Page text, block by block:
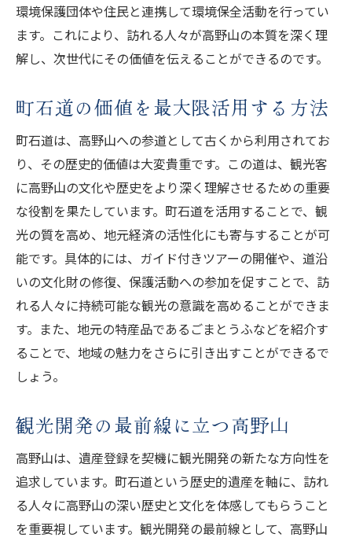
環境保護団体や住民と連携して環境保全活動を行ってい
ます。これにより、訪れる人々が高野山の本質を深く理
解し、次世代にその価値を伝えることができるのです。
町石道の価値を最大限活用する方法
町石道は、高野山への参道として古くから利用されてお
り、その歴史的価値は大変貴重です。この道は、観光客
に高野山の文化や歴史をより深く理解させるための重要
な役割を果たしています。町石道を活用することで、観
光の質を高め、地元経済の活性化にも寄与することが可
能です。具体的には、ガイド付きツアーの開催や、道沿
いの文化財の修復、保護活動への参加を促すことで、訪
れる人々に持続可能な観光の意識を高めることができま
す。また、地元の特産品であるごまとうふなどを紹介す
ることで、地域の魅力をさらに引き出すことができるで
しょう。
観光開発の最前線に立つ高野山
高野山は、遺産登録を契機に観光開発の新たな方向性を
追求しています。町石道という歴史的遺産を軸に、訪れ
る人々に高野山の深い歴史と文化を体感してもらうこと
を重要視しています。観光開発の最前線として、高野山